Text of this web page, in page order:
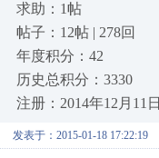
求助：1帖
帖子：12帖 | 278回
年度积分：42
历史总积分：3330
注册：2014年12月11日
发表于：2015-01-18 17:22:19